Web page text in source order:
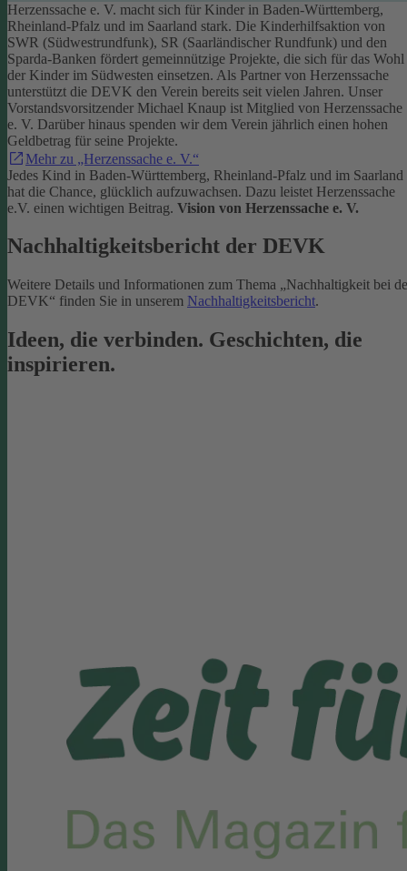
Herzenssache e. V. macht sich für Kinder in Baden-Württemberg,
Rheinland-Pfalz und im Saarland stark. Die Kinderhilfsaktion von
SWR (Südwestrundfunk), SR (Saarländischer Rundfunk) und den
Sparda-Banken fördert gemeinnützige Projekte, die sich für das Wohl
der Kinder im Südwesten einsetzen. Als Partner von Herzenssache
unterstützt die DEVK den Verein bereits seit vielen Jahren. Unser
Vorstandsvorsitzender Michael Knaup ist Mitglied von Herzenssache
e. V. Darüber hinaus spenden wir dem Verein jährlich einen hohen
Geldbetrag für seine Projekte.
Mehr zu „Herzenssache e. V.“
Jedes Kind in Baden-Württemberg, Rheinland-Pfalz und im Saarland
hat die Chance, glücklich aufzuwachsen. Dazu leistet Herzenssache
e.V. einen wichtigen Beitrag. Vision von Herzenssache e. V.
Nachhaltigkeitsbericht der DEVK
Weitere Details und Informationen zum Thema „Nachhaltigkeit bei
DEVK“ finden Sie in unserem Nachhaltigkeitsbericht.
Ideen, die verbinden. Geschichten, die
inspirieren.